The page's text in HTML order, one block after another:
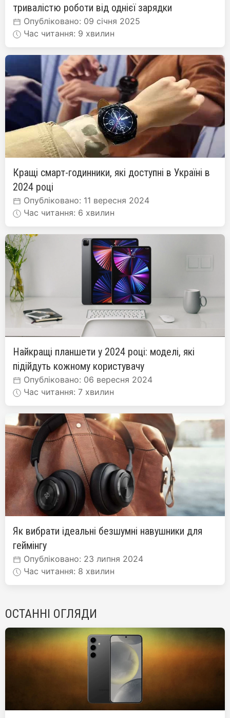
тривалістю роботи від однієї зарядки
Опубліковано: 09 січня 2025
Час читання: 9 хвилин
Кращі смарт-годинники, які доступні в Україні в
2024 році
Опубліковано: 11 вересня 2024
Час читання: 6 хвилин
Найкращі планшети у 2024 році: моделі, які
підійдуть кожному користувачу
Опубліковано: 06 вересня 2024
Час читання: 7 хвилин
Як вибрати ідеальні безшумні навушники для
геймінгу
Опубліковано: 23 липня 2024
Час читання: 8 хвилин
ОСТАННІ ОГЛЯДИ